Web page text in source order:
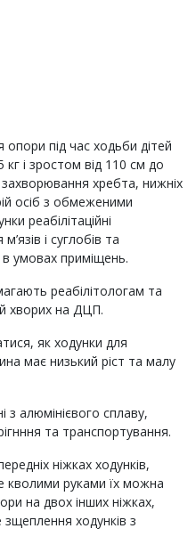
опори під час ходьби дітей
і зростом від 110 см до
хребта, нижніх
осіб з обмеженими
реабілітаційні
і суглобів та
умовах приміщень.
реабілітологам та
хворих на ДЦП.
як ходунки для
має низький ріст та малу
з алюмінієвого сплаву,
та транспортування.
ніжках ходунків,
кволими руками їх можна
на двох інших ніжках,
ходунків з